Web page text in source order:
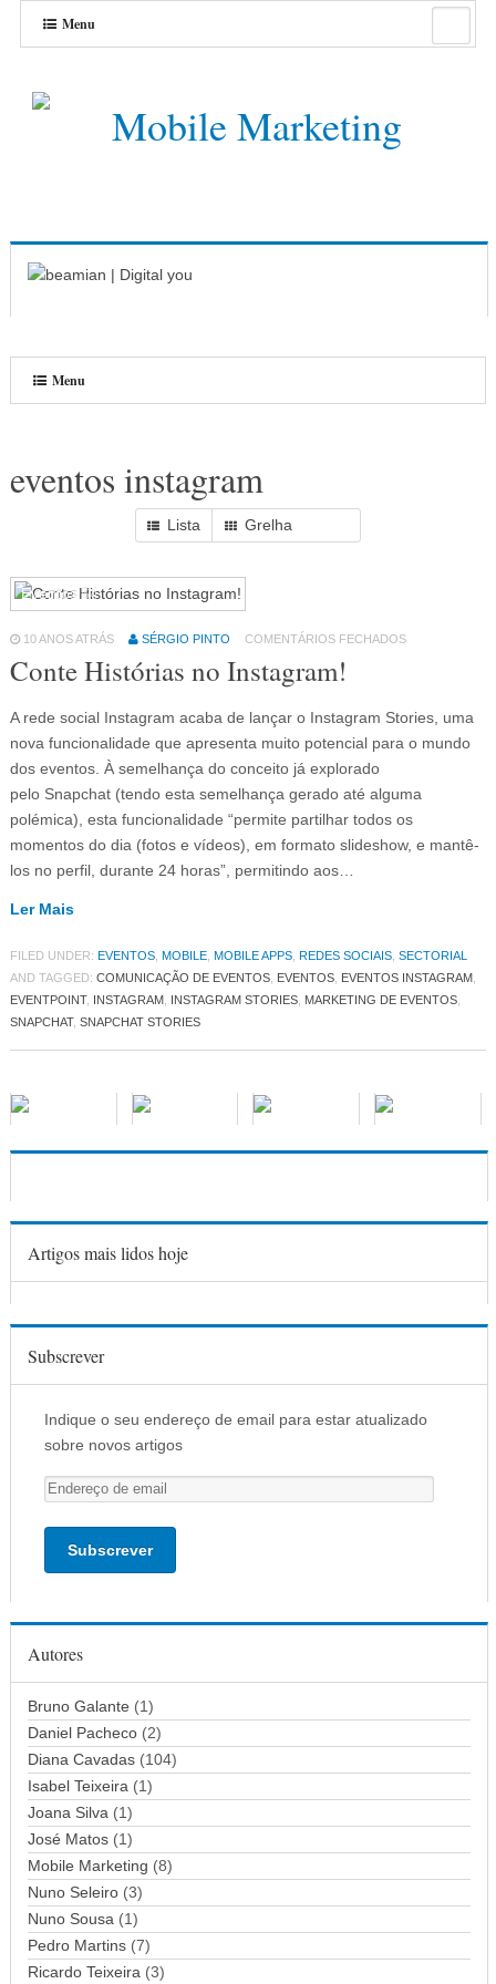
Menu
Menu
eventos instagram
Lista Grelha
Eventos 64
10 ANOS ATRÁS SÉRGIO PINTO COMENTÁRIOS FECHADOS
Conte Histórias no Instagram!
A rede social Instagram acaba de lançar o Instagram Stories, uma
nova funcionalidade que apresenta muito potencial para o mundo
dos eventos. À semelhança do conceito já explorado
pelo Snapchat (tendo esta semelhança gerado até alguma
polémica), esta funcionalidade “permite partilhar todos os
momentos do dia (fotos e vídeos), em formato slideshow, e mantê-
los no perfil, durante 24 horas”, permitindo aos…
Ler Mais
FILED UNDER: EVENTOS, MOBILE, MOBILE APPS, REDES SOCIAIS, SECTORIAL
AND TAGGED: COMUNICAÇÃO DE EVENTOS, EVENTOS, EVENTOS INSTAGRAM,
EVENTPOINT, INSTAGRAM, INSTAGRAM STORIES, MARKETING DE EVENTOS,
SNAPCHAT, SNAPCHAT STORIES
Artigos mais lidos hoje
Subscrever
Indique o seu endereço de email para estar atualizado
sobre novos artigos
E
n
d
o
d
e
e
m
a
i
l
Autores
Bruno Galante (1)
Daniel Pacheco(2)
Diana Cavadas(104)
Isabel Teixeira (1)
Joana Silva (1)
José Matos(1)
Mobile Marketing (8)
Nuno Seleiro(3)
Nuno Sousa (1)
Pedro Martins(7)
Ricardo Teixeira (3)